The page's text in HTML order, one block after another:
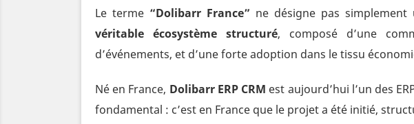
Le terme “Dolibarr France” ne désigne pas
véritable écosystème structuré, composé d’une
d’événements, et d’une forte adoption dans le tissu
Né en France, Dolibarr ERP CRM est aujourd’hui l’un des
fondamental : c’est en France que le projet a été initié,